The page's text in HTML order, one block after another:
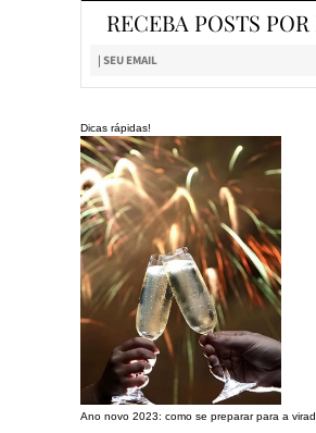
RECEBA POSTS
Dicas rápidas!
Ano novo 2023: como se preparar para a